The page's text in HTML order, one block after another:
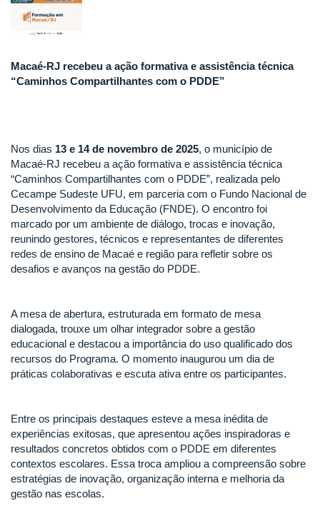
Macaé-RJ recebeu a ação formativa e assistência técnica
“Caminhos Compartilhantes com o PDDE”
Nos dias 13 e 14 de novembro de 2025, o município de
Macaé-RJ recebeu a ação formativa e assistência técnica
“Caminhos Compartilhantes com o PDDE”, realizada pelo
Cecampe Sudeste UFU, em parceria com o Fundo Nacional de
Desenvolvimento da Educação (FNDE). O encontro foi
marcado por um ambiente de diálogo, trocas e inovação,
reunindo gestores, técnicos e representantes de diferentes
redes de ensino de Macaé e região para refletir sobre os
desafios e avanços na gestão do PDDE.
A mesa de abertura, estruturada em formato de mesa
dialogada, trouxe um olhar integrador sobre a gestão
educacional e destacou a importância do uso qualificado dos
recursos do Programa. O momento inaugurou um dia de
práticas colaborativas e escuta ativa entre os participantes.
Entre os principais destaques esteve a mesa inédita de
experiências exitosas, que apresentou ações inspiradoras e
resultados concretos obtidos com o PDDE em diferentes
contextos escolares. Essa troca ampliou a compreensão sobre
estratégias de inovação, organização interna e melhoria da
gestão nas escolas.